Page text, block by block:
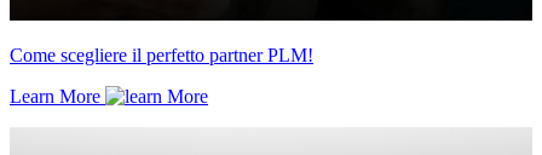
Come scegliere il perfetto partner PLM!
Learn More